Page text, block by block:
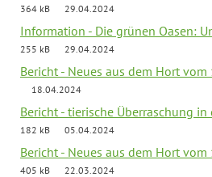
364 kB
29.04.2024
Information - Die grünen Oasen:
255 kB
29.04.2024
Bericht - Neues aus dem Hort
18.04.2024
Bericht - tierische Überraschung in
182 kB
05.04.2024
Bericht - Neues aus dem Hort
405 kB
22.03.2024